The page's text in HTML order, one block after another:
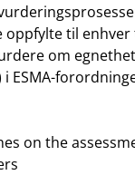
oppfylte til
om
i ESMA-
on the